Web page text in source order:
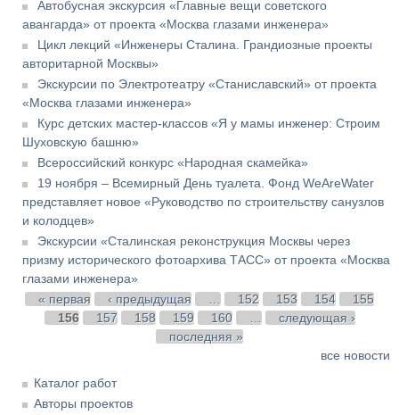
Автобусная экскурсия «Главные вещи советского
авангарда» от проекта «Москва глазами инженера»
Цикл лекций «Инженеры Сталина. Грандиозные проекты
авторитарной Москвы»
Экскурсии по Электротеатру «Станиславский» от проекта
«Москва глазами инженера»
Курс детских мастер-классов «Я у мамы инженер: Строим
Шуховскую башню»
Всероссийский конкурс «Народная скамейка»
19 ноября – Всемирный День туалета. Фонд WeAreWater
представляет новое «Руководство по строительству санузлов
и колодцев»
Экскурсии «Сталинская реконструкция Москвы через
призму исторического фотоархива ТАСС» от проекта «Москва
глазами инженера»
Страницы
« первая ‹ предыдущая 152 153 154
155
156
157 158 159 160
следующая ›
последняя »
все новости
Каталог работ
Авторы проектов